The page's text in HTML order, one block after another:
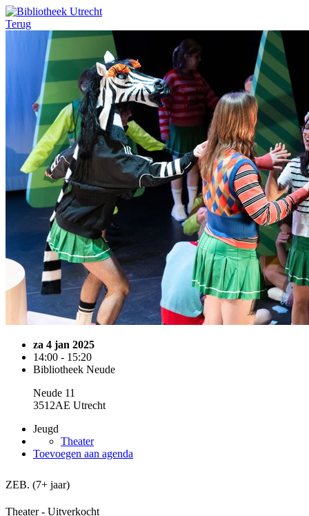
Terug
za 4 jan 2025
14:00 - 15:20
Bibliotheek Neude
Neude 11
3512AE Utrecht
Jeugd
Theater
Toevoegen aan agenda
ZEB. (7+ jaar)
Theater - Uitverkocht